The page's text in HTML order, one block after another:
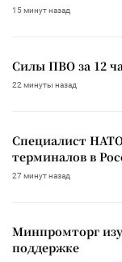
15 минут назад
Силы ПВО за 12
22 минуты назад
Специалист
терминалов в
27 минут назад
Минпромторг
поддержке